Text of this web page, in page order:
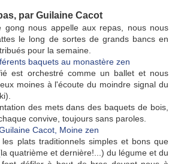
par Guilaine Cacot
gong nous appelle aux repas, nous nous
le long de sortes de grands bancs en
pour la semaine.
est orchestré comme un ballet et nous
moines à l'écoute du moindre signal du
des mets dans des baquets de bois,
convive, toujours sans paroles.
plats traditionnels simples et bons que
quatrième et dernière!...) du légume et du